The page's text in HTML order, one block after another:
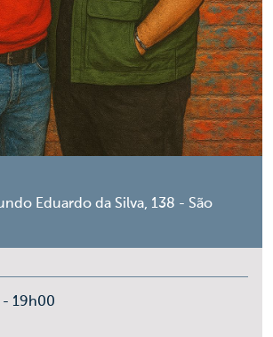
Eduardo da Silva, 138 - São
- 19h00